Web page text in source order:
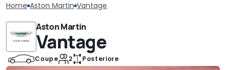
Home Aston Martin Vantage
Aston Martin
Vantage
Coupe 2 Posteriore